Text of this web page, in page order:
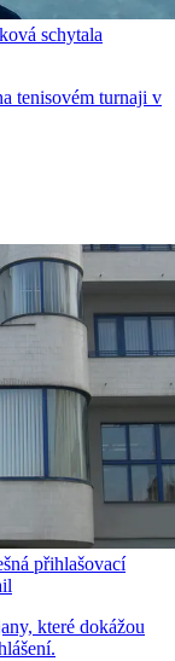
schytala
tenisovém turnaji v
přihlašovací
které dokážou